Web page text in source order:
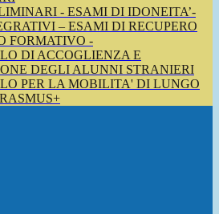
- ESAMI DI IDONEITA’-
– ESAMI DI RECUPERO
FORMATIVO -
DI ACCOGLIENZA E
DEGLI ALUNNI STRANIERI
PER LA MOBILITA' DI LUNGO